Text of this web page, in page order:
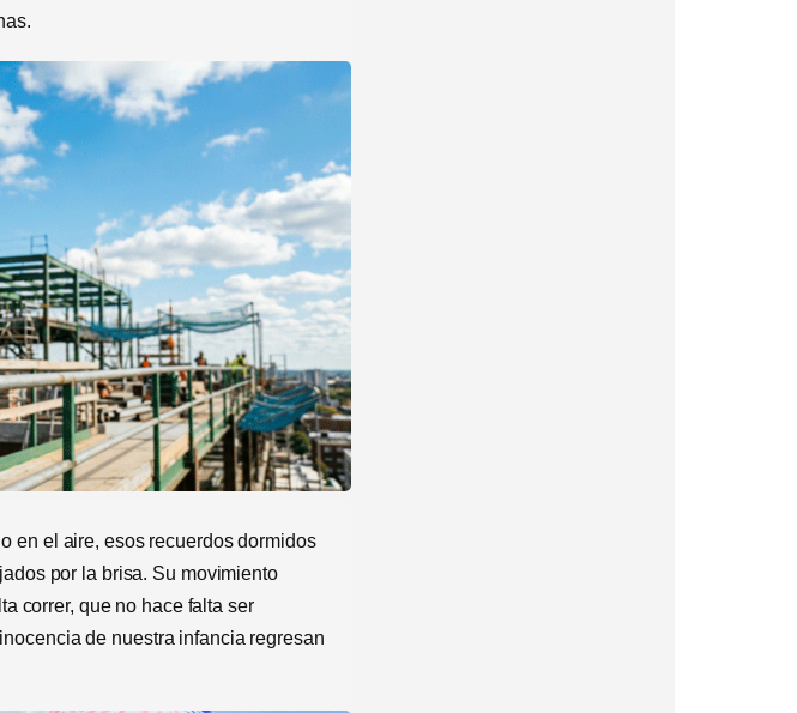
en el aire, esos recuerdos dormidos
por la brisa. Su movimiento
correr, que no hace falta ser
de nuestra infancia regresan